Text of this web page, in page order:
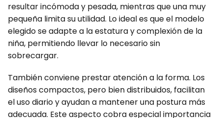
resultar incómoda y pesada, mientras que una muy
pequeña limita su utilidad. Lo ideal es que el modelo
elegido se adapte a la estatura y complexión de la
niña, permitiendo llevar lo necesario sin
sobrecargar.
También conviene prestar atención a la forma. Los
diseños compactos, pero bien distribuidos, facilitan
el uso diario y ayudan a mantener una postura más
adecuada. Este aspecto cobra especial importancia